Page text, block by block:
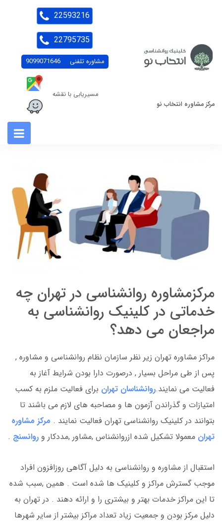
مرکز مشاوره انتخاب نو
مشاوره تلفنی 9099071646
مسیریابی با نقشه
22593216
22795735
مرکزمشاوره روانشناسی در تهران چه
خدماتی در کلینیک روانشناسی به
مراجعان می دهد؟
مراکز مشاوره تهران زیر نظر سازمان نظام روانشناسی و مشاوره ,
پس از طی مراحل بسیار , درصورت دارا بودن شرایط آغاز به
فعالیت می نمایند.روانشناسان تهران برای فعالیت ملزم به کسب
امتیازات و گذراندن آزمون ها و مصاحبه های لازم می باشند تا
بتوانند در کلینیک روانشناسی تهران فعالیت نمایند . مرکز مشاوره
تهران معمولا تشکیل شده ازروانشناس ,مشاور ,مددکار و روانسنج .
استقبال از مشاوره و روانشناسی به دلیل آگاهی روزافزون افراد
موجب گسترش مراکز و کلینیک ها شده است . همین ,سبب شده
تا این مراکز خدمات بهتر و بیشتری را و ارائه دهند . در تهران به
دلیل مرکز بودن و جمعیت زیاد تعداد مراکز بیشتر از سایر شهرها